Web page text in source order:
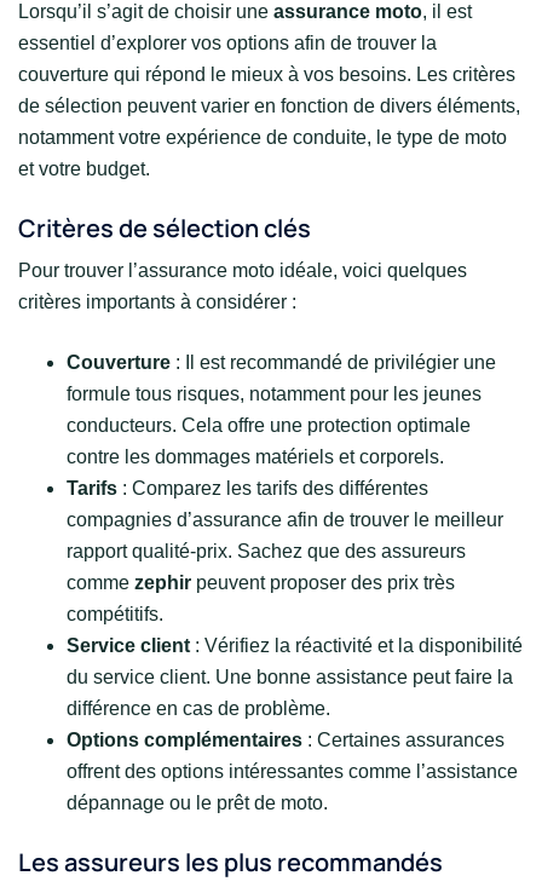
Lorsqu’il s’agit de choisir une assurance moto, il est
essentiel d’explorer vos options afin de trouver la
couverture qui répond le mieux à vos besoins. Les critères
de sélection peuvent varier en fonction de divers éléments,
notamment votre expérience de conduite, le type de moto
et votre budget.
Critères de sélection clés
Pour trouver l’assurance moto idéale, voici quelques
critères importants à considérer :
Couverture : Il est recommandé de privilégier une
formule tous risques, notamment pour les jeunes
conducteurs. Cela offre une protection optimale
contre les dommages matériels et corporels.
Tarifs : Comparez les tarifs des différentes
compagnies d’assurance afin de trouver le meilleur
rapport qualité-prix. Sachez que des assureurs
comme zephir peuvent proposer des prix très
compétitifs.
Service client : Vérifiez la réactivité et la disponibilité
du service client. Une bonne assistance peut faire la
différence en cas de problème.
Options complémentaires : Certaines assurances
offrent des options intéressantes comme l’assistance
dépannage ou le prêt de moto.
Les assureurs les plus recommandés